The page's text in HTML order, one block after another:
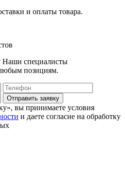
и оплаты товара.
Наши специалисты
позициям.
Отправить заявку
вы принимаете условия
и даете согласие на обработку